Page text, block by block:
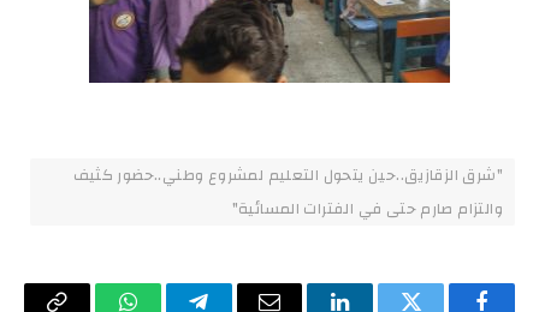
"شرق الزقازيق..حين يتحول التعليم لمشروع وطني..حضور كثيف
والتزام صارم حتى في الفترات المسائية"